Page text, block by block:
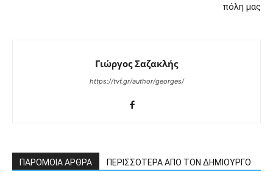
πόλη μας
Γιώργος Σαζακλής
https://tvf.gr/author/georges/
ΠΑΡΟΜΟΙΑ ΑΡΘΡΑ ΠΕΡΙΣΣΟΤΕΡΑ ΑΠΟ ΤΟΝ ΔΗΜΙΟΥΡΓΟ